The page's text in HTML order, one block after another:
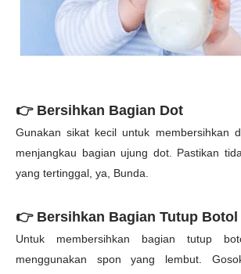
👉 Bersihkan Bagian Dot
Gunakan sikat kecil untuk membersihkan
menjangkau bagian ujung dot. Pastikan
yang tertinggal, ya, Bunda.
👉 Bersihkan Bagian Tutup Botol
Untuk membersihkan bagian tutup
menggunakan spon yang lembut.